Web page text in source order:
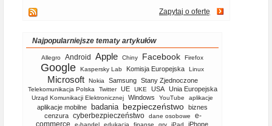
Zapytaj o ofertę
Najpopularniejsze tematy artykułów
Allegro Android Apple Chiny Facebook Firefox
Google Kaspersky Lab Komisja Europejska Linux
Microsoft Nokia Samsung Stany Zjednoczone
Telekomunikacja Polska Twitter UE UKE USA Unia Europejska
Urząd Komunikacji Elektronicznej Windows YouTube aplikacje
aplikacje mobilne badania bezpieczeństwo biznes
cenzura cyberbezpieczeństwo dane osobowe
e-
commerce
e-handel edukacja finanse gry iPad iPhone